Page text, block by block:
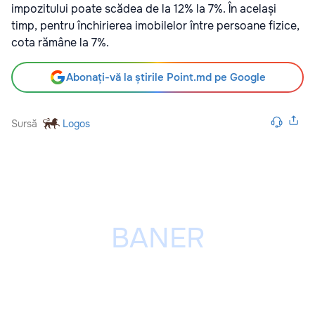
impozitului poate scădea de la 12% la 7%. În același
timp, pentru închirierea imobilelor între persoane fizice,
cota rămâne la 7%.
Abonați-vă la știrile Point.md pe Google
Sursă Logos